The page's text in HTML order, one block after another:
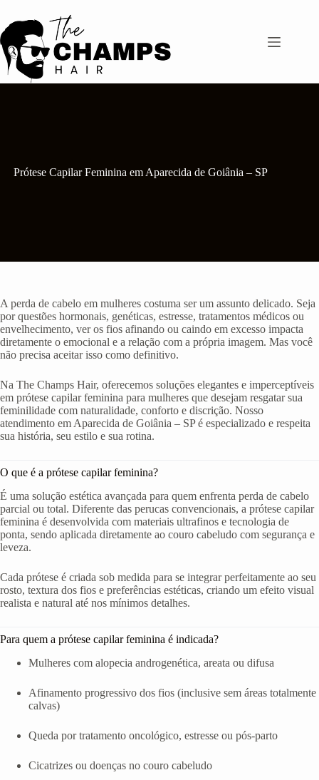
para
o
conteúdo
Prótese Capilar Feminina em Aparecida de Goiânia – SP
A perda de cabelo em mulheres costuma ser um assunto delicado. Seja
por questões hormonais, genéticas, estresse, tratamentos médicos ou
envelhecimento, ver os fios afinando ou caindo em excesso impacta
diretamente o emocional e a relação com a própria imagem. Mas você
não precisa aceitar isso como definitivo.
Na The Champs Hair, oferecemos soluções elegantes e imperceptíveis
em prótese capilar feminina para mulheres que desejam resgatar sua
feminilidade com naturalidade, conforto e discrição. Nosso
atendimento em Aparecida de Goiânia – SP é especializado e respeita
sua história, seu estilo e sua rotina.
O que é a prótese capilar feminina?
É uma solução estética avançada para quem enfrenta perda de cabelo
parcial ou total. Diferente das perucas convencionais, a prótese capilar
feminina é desenvolvida com materiais ultrafinos e tecnologia de
ponta, sendo aplicada diretamente ao couro cabeludo com segurança e
leveza.
Cada prótese é criada sob medida para se integrar perfeitamente ao seu
rosto, textura dos fios e preferências estéticas, criando um efeito visual
realista e natural até nos mínimos detalhes.
Para quem a prótese capilar feminina é indicada?
Mulheres com alopecia androgenética, areata ou difusa
Afinamento progressivo dos fios (inclusive sem áreas totalmente
calvas)
Queda por tratamento oncológico, estresse ou pós-parto
Cicatrizes ou doenças no couro cabeludo